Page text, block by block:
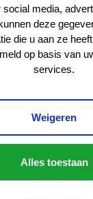
social media,
deze
die u aan ze
op basis van
services.
Weigeren
Alles toestaan
Via LinkedIn
Kopieer